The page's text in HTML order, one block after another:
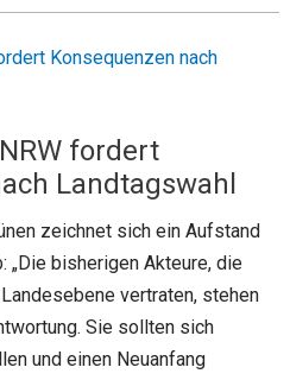
fordert
Landtagswahl
zeichnet sich ein Aufstand
bisherigen Akteure, die
vertraten, stehen
Sie sollten sich
und einen Neuanfang